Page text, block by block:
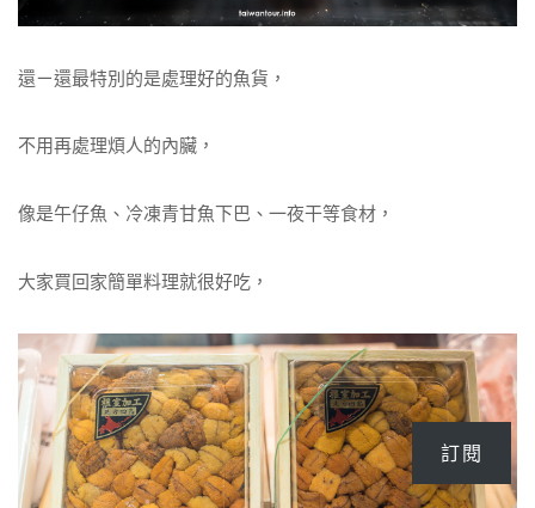
還ㄧ還最特別的是處理好的魚貨，
不用再處理煩人的內臟，
像是午仔魚、冷凍青甘魚下巴、一夜干等食材，
大家買回家簡單料理就很好吃，
訂閱